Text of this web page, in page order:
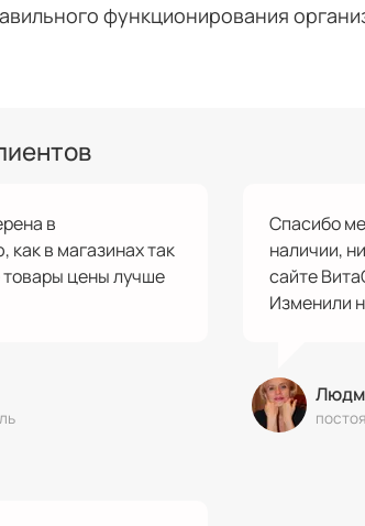
функционирования
в
как в магазинах так
товары цены лучше
Спасибо
наличии,
сайте
Изменили